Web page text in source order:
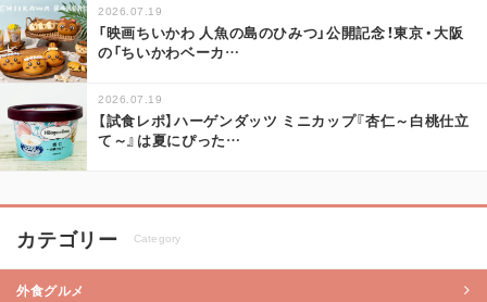
2026.07.19
「映画ちいかわ 人魚の島のひみつ」公開記念！東京・大阪
の「ちいかわベーカ…
2026.07.19
【試食レポ】ハーゲンダッツ ミニカップ『杏仁～白桃仕立
て～』は夏にぴった…
カテゴリー Category
外食グルメ